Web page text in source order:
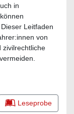
in
Leitfaden
von
zivilrechtliche
hinzufügen
Leseprobe